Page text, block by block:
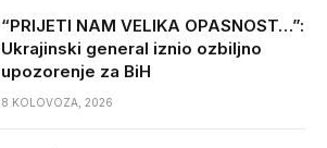
“PRIJETI NAM VELIKA OPASNOST…”:
Ukrajinski general iznio ozbiljno
upozorenje za BiH
8 KOLOVOZA, 2026